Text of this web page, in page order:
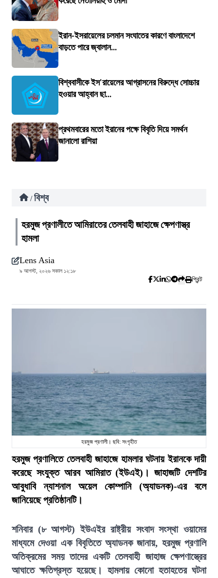
ইরান-ইসরায়েলের চলমান সংঘাতের কারণে বাংলাদেশে
বাড়তে পারে জ্বালান...
বিশ্ববাসীকে ইস'রায়েলের আগ্রাসনের বিরুদ্ধে সোচ্চার
হওয়ার আহ্বান ছা...
প্রথমবারের মতো ইরানের পক্ষে বিবৃতি দিয়ে সমর্থন
জানালো রাশিয়া
/ বিশ্ব
হরমুজ প্রণালীতে আমিরাতের তেলবাহী জাহাজে ক্ষেপণাস্ত্র
হামলা
Lens Asia
৯ আগস্ট, ২০২৬ সকাল ১২:১৮
প্রিন্ট
হরমুজ প্রণালী। ছবি: সংগৃহীত
হরমুজ প্রণালিতে তেলবাহী জাহাজে হামলার ঘটনায় ইরানকে দায়ী
করেছে সংযুক্ত আরব আমিরাত (ইউএই)। জাহাজটি দেশটির
আবুধাবি ন্যাশনাল অয়েল কোম্পানি (অ্যাডনক)-এর বলে
জানিয়েছে প্রতিষ্ঠানটি।
শনিবার (৮ আগস্ট) ইউএইর রাষ্ট্রীয় সংবাদ সংস্থা ওয়ামের
মাধ্যমে দেওয়া এক বিবৃতিতে অ্যাডনক জানায়, হরমুজ প্রণালি
অতিক্রমের সময় তাদের একটি তেলবাহী জাহাজ ক্ষেপণাস্ত্রের
আঘাতে ক্ষতিগ্রস্ত হয়েছে। হামলায় কোনো হতাহতের ঘটনা